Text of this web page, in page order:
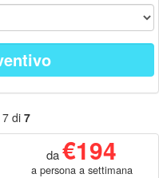
di7
da€194
a persona a settimana